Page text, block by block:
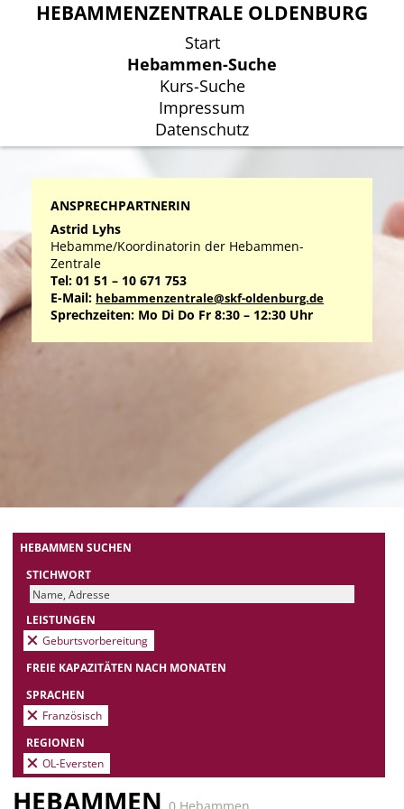
HEBAMMENZENTRALE OLDENBURG
Start
Hebammen-Suche
Kurs-Suche
Impressum
Datenschutz
HEBAMMENZENTRALE OLDENBURG
Start
Hebammen-Suche
Kurs-Suche
Impressum
Datenschutz
ANSPRECHPARTNERIN
Astrid Lyhs
Hebamme/Koordinatorin der Hebammen-
Zentrale
Tel: 01 51 – 10 671 753
E-Mail: hebammenzentrale@skf-oldenburg.de
Sprechzeiten: Mo Di Do Fr 8:30 – 12:30 Uhr
HEBAMMEN SUCHEN
STICHWORT
LEISTUNGEN
Geburtsvorbereitung
FREIE KAPAZITÄTEN NACH MONATEN
SPRACHEN
Französisch
REGIONEN
OL-Eversten
HEBAMMEN